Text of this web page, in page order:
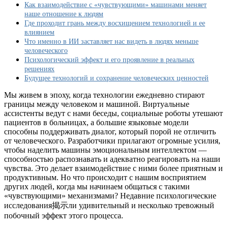
наше
к
людям
Как взаимодействие с «чувствующими» машинами меняет
наше отношение к людям
Где проходит грань между восхищением технологией и ее
влиянием
Что именно в ИИ заставляет нас видеть в людях меньше
человеческого
Психологический эффект и его проявление в реальных
решениях
Будущее технологий и сохранение человеческих ценностей
Мы живем в эпоху, когда технологии ежедневно стирают
границы между человеком и машиной. Виртуальные
ассистенты ведут с нами беседы, социальные роботы утешают
пациентов в больницах, а большие языковые модели
способны поддерживать диалог, который порой не отличить
от человеческого. Разработчики прилагают огромные усилия,
чтобы наделить машины эмоциональным интеллектом —
способностью распознавать и адекватно реагировать на наши
чувства. Это делает взаимодействие с ними более приятным и
продуктивным. Но что происходит с нашим восприятием
других людей, когда мы начинаем общаться с такими
«чувствующими» механизмами? Недавние психологические
исследования揭示ли удивительный и несколько тревожный
побочный эффект этого процесса.